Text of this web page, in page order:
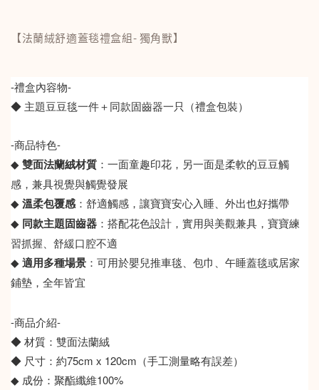
【法蘭絨舒適蓋毯禮盒組- 獨角獸】
-禮盒內容物-
◆ 主題豆豆毯一件＋同款固齒器一只（禮盒包裝）
-商品特色-
◆雙面法蘭絨材質 ：一面童趣印花，另一面是柔軟的豆豆觸
感，兼具視覺與觸覺發展
◆溫柔包覆感 ：舒適觸感，讓寶寶安心入睡、外出也好攜帶
◆ 同款主題固齒器 ：搭配花色設計，實用與美觀兼具，寶寶練
習抓握、舒緩口腔不適
◆適用多種場景 ：可用於嬰兒推車毯、包巾、午睡蓋毯或居家
鋪墊，全年皆宜
-商品介紹-
◆ 材質：雙面法蘭絨
◆ 尺寸：約75cm x 120cm（手工測量略有誤差）
◆ 成份：聚酯纖維100%